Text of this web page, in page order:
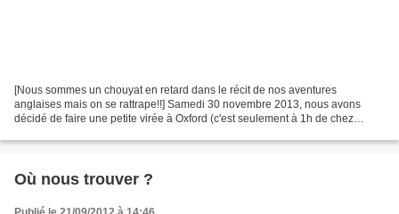
[Nous sommes un chouyat en retard dans le récit de nos aventures
anglaises mais on se rattrape!!] Samedi 30 novembre 2013, nous avons
décidé de faire une petite virée à Oxford (c'est seulement à 1h de chez
Où nous trouver ?